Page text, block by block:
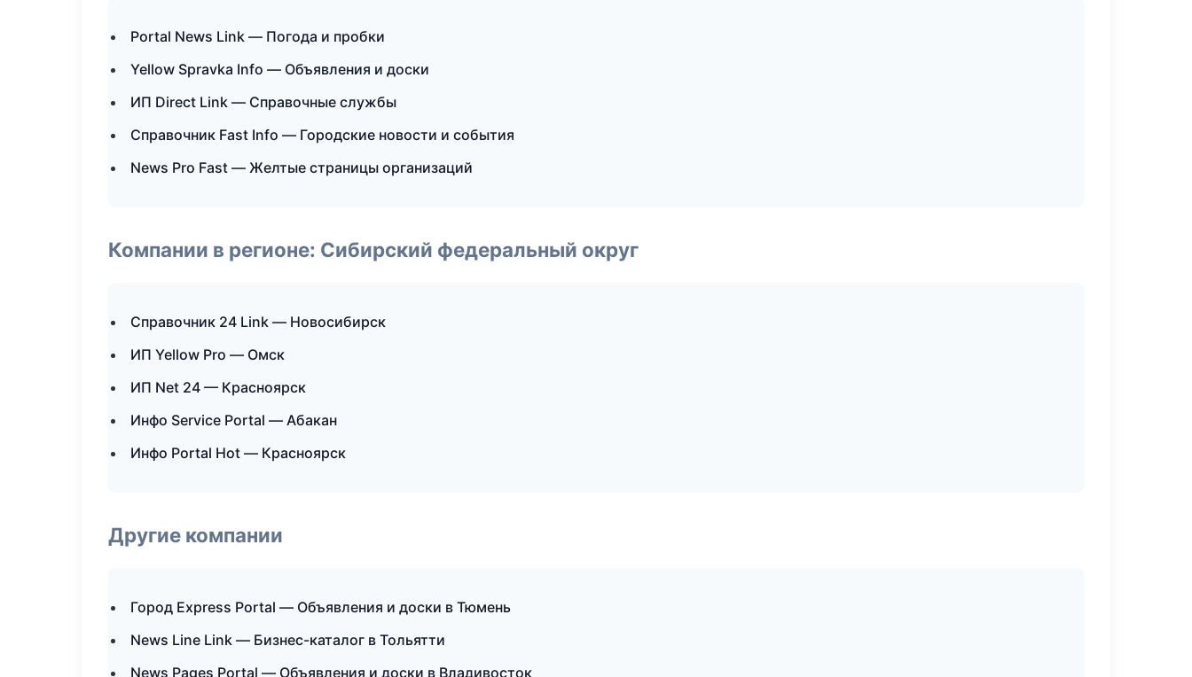
Portal News Link — Погода и пробки
Yellow Spravka Info — Объявления и доски
ИП Direct Link — Справочные службы
Справочник Fast Info — Городские новости и события
News Pro Fast — Желтые страницы организаций
Компании в регионе: Сибирский федеральный округ
Справочник 24 Link — Новосибирск
ИП Yellow Pro — Омск
ИП Net 24 — Красноярск
Инфо Service Portal — Абакан
Инфо Portal Hot — Красноярск
Другие компании
Город Express Portal — Объявления и доски в Тюмень
News Line Link — Бизнес-каталог в Тольятти
News Pages Portal — Объявления и доски в Владивосток